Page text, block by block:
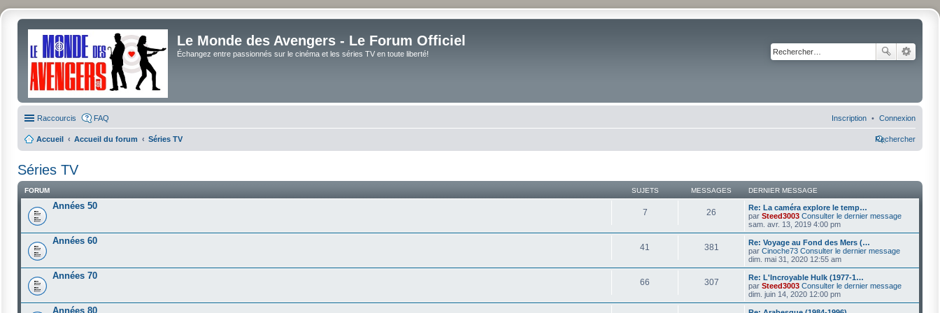
Le Monde des Avengers - Le Forum Officiel
Échangez entre passionnés sur le cinéma et les séries TV en toute liberté!
Raccourcis FAQ Connexion
Inscription
Accueil Accueil du forum Séries TV Rechercher
Séries TV
FORUM SUJETS MESSAGES DERNIER MESSAGE
Années 50
7 26
Re: La caméra explore le temp…
par Steed3003 Consulter le dernier message
sam. avr. 13, 2019 4:00 pm
Années 60
41 381
Re: Voyage au Fond des Mers (…
par Cinoche73 Consulter le dernier message
dim. mai 31, 2020 12:55 am
Années 70
66 307
Re: L'Incroyable Hulk (1977-1…
par Steed3003 Consulter le dernier message
dim. juin 14, 2020 12:00 pm
Années 80